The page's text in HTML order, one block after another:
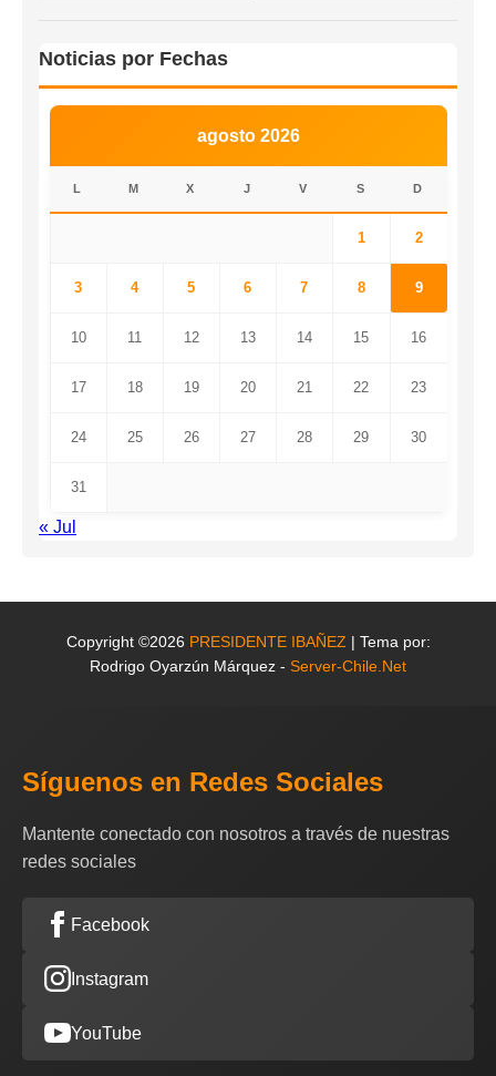
Noticias por Fechas
agosto 2026
L M X J V S D
1 2
3 4 5 6 7 8 9
10 11 12 13 14 15 16
17 18 19 20 21 22 23
24 25 26 27 28 29 30
31
« Jul
Copyright ©2026 PRESIDENTE IBAÑEZ | Tema por:
Rodrigo Oyarzún Márquez - Server-Chile.Net
Síguenos en Redes Sociales
Mantente conectado con nosotros a través de nuestras
redes sociales
Facebook
Instagram
YouTube